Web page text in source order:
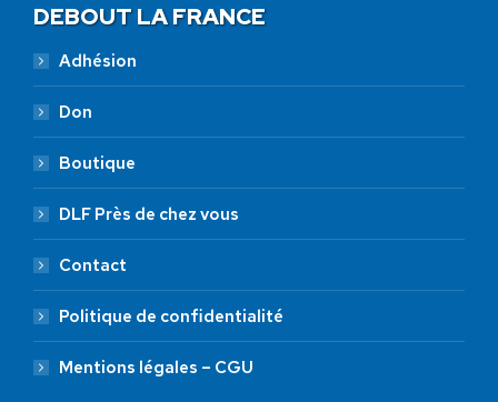
DEBOUT LA FRANCE
Adhésion
Don
Boutique
DLF Près de chez vous
Contact
Politique de confidentialité
Mentions légales – CGU